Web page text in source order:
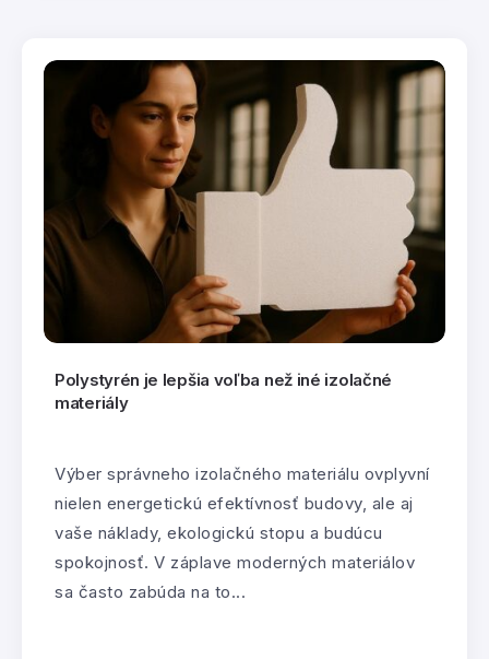
Polystyrén je lepšia voľba než iné izolačné
materiály
Výber správneho izolačného materiálu ovplyvní
nielen energetickú efektívnosť budovy, ale aj
vaše náklady, ekologickú stopu a budúcu
spokojnosť. V záplave moderných materiálov
sa často zabúda na to...